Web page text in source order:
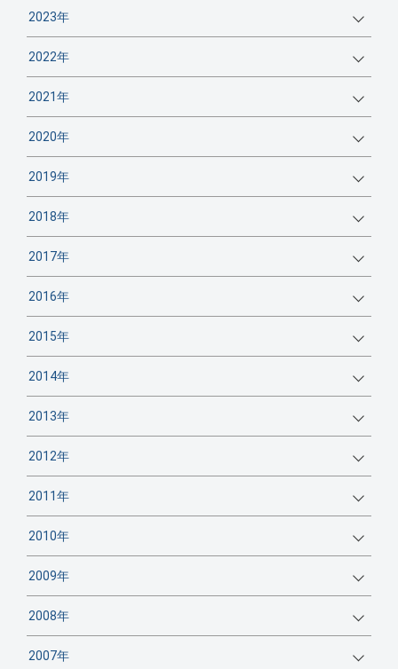
2023年
2022年
2021年
2020年
2019年
2018年
2017年
2016年
2015年
2014年
2013年
2012年
2011年
2010年
2009年
2008年
2007年